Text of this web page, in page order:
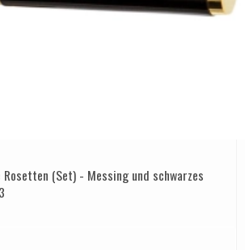
(Set) - Messing und schwarzes